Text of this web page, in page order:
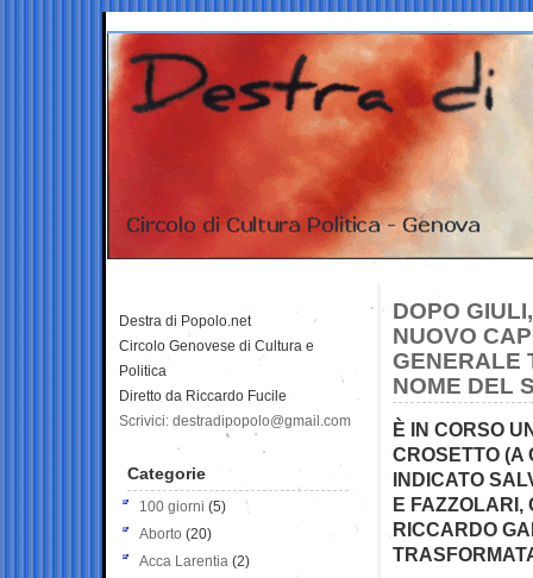
DOPO
NUOVO
GENERALE
NOME DEL
È IN CORSO
CROSETTO (A
INDICATO
E FAZZOLARI,
RICCARDO
Destra di Popolo.net
Circolo Genovese di Cultura e
Politica
Diretto da Riccardo Fucile
Scrivici: destradipopolo@gmail.com
Categorie
100 giorni (5)
Aborto (20)
Acca Larentia (2)